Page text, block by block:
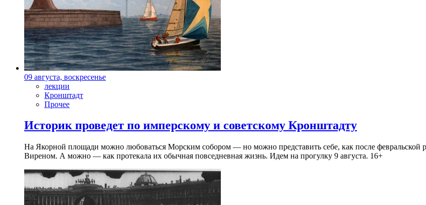
09 августа, воскресенье
лекции
Кронштадт
Прочее
Историк проведет по имперскому и советскому Кронштадту
На Якорной площади можно любоваться Морским собором — но можно представить себе, как после февральской
Виреном. А можно — как протекала их обычная повседневная жизнь. Идем на прогулку 9 августа. 16+